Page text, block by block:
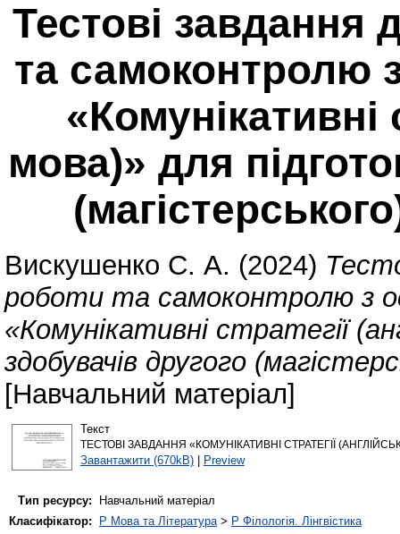
Тестові завдання
та самоконтролю
«Комунікативні
мова)» для
Вискушенко С. А. (2024)
роботи та самоконтролю з
«Комунікативні стратегії
здобувачів другого
[Навчальний матеріал]
Текст
ТЕСТОВІ ЗАВДАННЯ «КОМУНІКАТИВНІ СТРАТЕГІЇ
Завантажити (670kB)| Preview
Тип ресурсу:
Навчальний матеріал
Класифікатор:
P Мова та Література> P Філологія. Лінгвістика